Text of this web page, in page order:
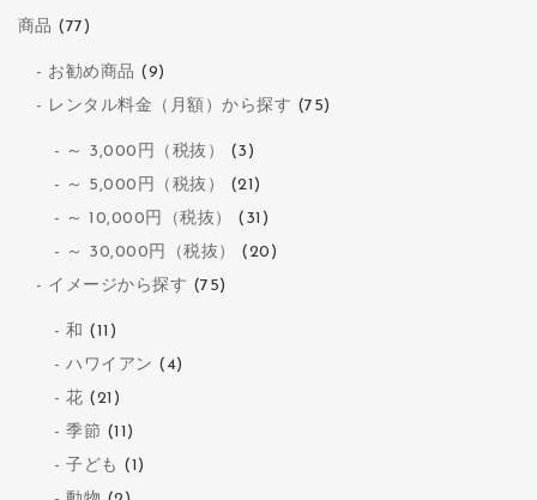
商品 (77)
お勧め商品 (9)
レンタル料金（月額）から探す (75)
～ 3,000円（税抜）
(3)
～ 5,000円（税抜）
(21)
～ 10,000円（税抜）
(31)
～ 30,000円（税抜）
(20)
イメージから探す (75)
和 (11)
ハワイアン (4)
花 (21)
季節 (11)
子ども (1)